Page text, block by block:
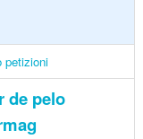
petizioni
de pelo